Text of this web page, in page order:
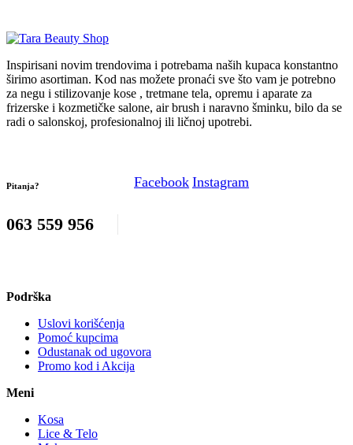
Inspirisani novim trendovima i potrebama naših kupaca konstantno
širimo asortiman. Kod nas možete pronaći sve što vam je potrebno
za negu i stilizovanje kose , tretmane tela, opremu i aparate za
frizerske i kozmetičke salone, air brush i naravno šminku, bilo da se
radi o salonskoj, profesionalnoj ili ličnoj upotrebi.
Pitanja?
063 559 956
Facebook Instagram
Podrška
Uslovi korišćenja
Pomoć kupcima
Odustanak od ugovora
Promo kod i Akcija
Meni
Kosa
Lice & Telo